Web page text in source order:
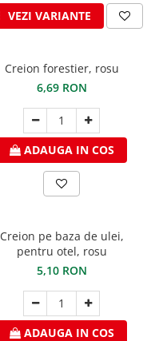
VEZI VARIANTE
Creion forestier, rosu
6,69 RON
ADAUGA IN COS
Creion pe baza de ulei,
pentru otel, rosu
5,10 RON
ADAUGA IN COS